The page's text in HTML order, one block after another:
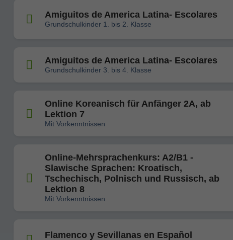
Amiguitos de America Latina- Escolares
Grundschulkinder 1. bis 2. Klasse
Amiguitos de America Latina- Escolares
Grundschulkinder 3. bis 4. Klasse
Online Koreanisch für Anfänger 2A, ab
Lektion 7
Mit Vorkenntnissen
Online-Mehrsprachenkurs: A2/B1 -
Slawische Sprachen: Kroatisch,
Tschechisch, Polnisch und Russisch, ab
Lektion 8
Mit Vorkenntnissen
Flamenco y Sevillanas en Español